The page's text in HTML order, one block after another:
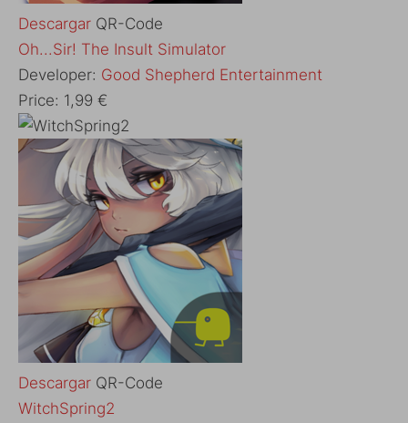
Descargar QR-Code
‎Oh...Sir! The Insult Simulator
Developer: Good Shepherd Entertainment
Price: 1,99 €
Descargar QR-Code
‎WitchSpring2